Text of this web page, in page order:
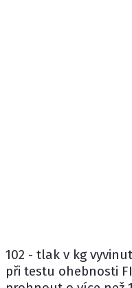
102 - tlak v kg
při testu ohebnosti